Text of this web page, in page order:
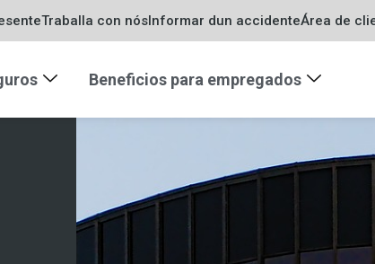
Traballa con nósInformar dun accidenteÁrea de
Beneficios para empregados